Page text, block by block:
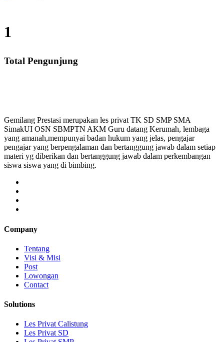
1
Total Pengunjung
Gemilang Prestasi merupakan les privat TK SD SMP SMA
SimakUI OSN SBMPTN AKM Guru datang Kerumah, lembaga
yang amanah,mempunyai badan hukum yang jelas, pengajar
pengajar yang berpengalaman dan bertanggung jawab dalam setiap
materi yg diberikan dan bertanggung jawab dalam perkembangan
siswa siswa yang di bimbing.
Company
Tentang
Visi & Misi
Post
Lowongan
Contact
Solutions
Les Privat Calistung
Les Privat SD